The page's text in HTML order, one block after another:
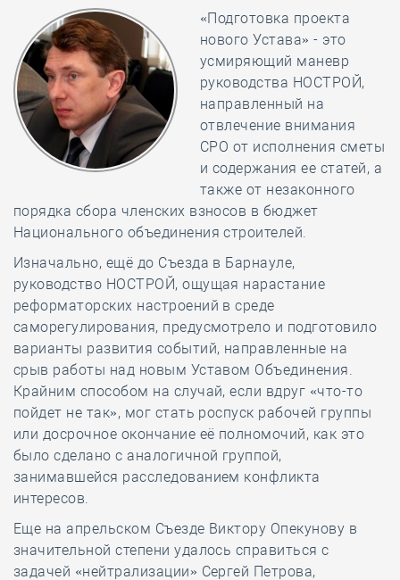
«Подготовка проекта
нового Устава» - это
усмиряющий маневр
руководства НОСТРОЙ,
направленный на
отвлечение внимания
СРО от исполнения сметы
и содержания ее статей, а
также от незаконного
порядка сбора членских взносов в бюджет
Национального объединения строителей.
Изначально, ещё до Съезда в Барнауле,
руководство НОСТРОЙ, ощущая нарастание
реформаторских настроений в среде
саморегулирования, предусмотрело и подготовило
варианты развития событий, направленные на
срыв работы над новым Уставом Объединения.
Крайним способом на случай, если вдруг «что-то
пойдет не так», мог стать роспуск рабочей группы
или досрочное окончание её полномочий, как это
было сделано с аналогичной группой,
занимавшейся расследованием конфликта
интересов.
Еще на апрельском Съезде Виктору Опекунову в
значительной степени удалось справиться с
задачей «нейтрализации» Сергей Петрова,